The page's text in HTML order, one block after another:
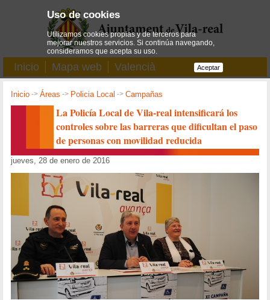
Inicio Mapa web Valencià
Inicio ->Áreas -> Policia Local ->Campañas
La Policía Local de Vila-real intensificará los
controles sobre las barreras que dificultan el paso
de personas con movilidad reducida
jueves, 28 de enero de 2016
Uso de cookies
Utilizamos cookies propias y de terceros para
mejorar nuestros servicios. Si continúa navegando,
consideramos que acepta su uso.
Aceptar